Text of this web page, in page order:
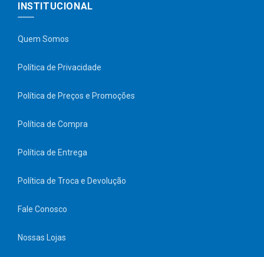
INSTITUCIONAL
Quem Somos
Política de Privacidade
Política de Preços e Promoções
Política de Compra
Política de Entrega
Política de Troca e Devolução
Fale Conosco
Nossas Lojas